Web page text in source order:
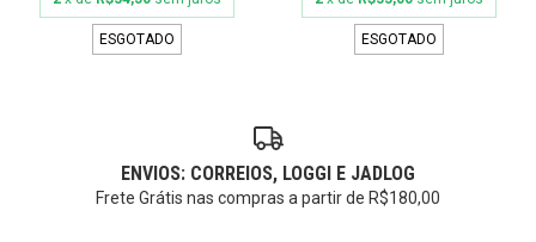
ESGOTADO ESGOTADO
ENVIOS: CORREIOS, LOGGI E JADLOG
Frete Grátis nas compras a partir de R$180,00